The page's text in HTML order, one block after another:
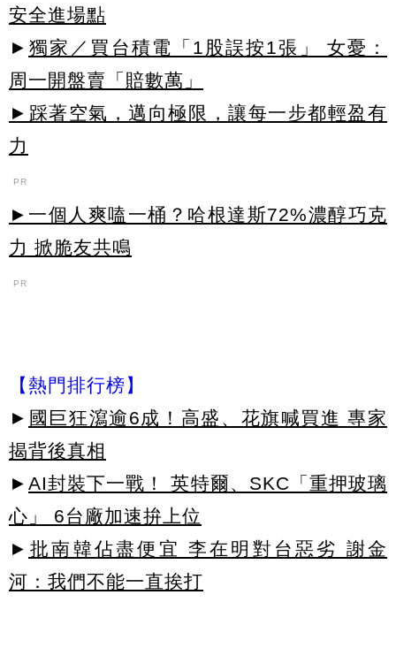
安全進場點
► 獨家／買台積電「1股誤按1張」 女憂：
周一開盤賣「賠數萬」
►踩著空氣，邁向極限，讓每一步都輕盈有
力
PR
►一個人爽嗑一桶？哈根達斯72%濃醇巧克
力 掀脆友共鳴
PR
【熱門排行榜】
► 國巨狂瀉逾6成！高盛、花旗喊買進 專家
揭背後真相
► AI封裝下一戰！ 英特爾、SKC「重押玻璃
心」 6台廠加速拚上位
► 批南韓佔盡便宜 李在明對台惡劣 謝金
河：我們不能一直挨打